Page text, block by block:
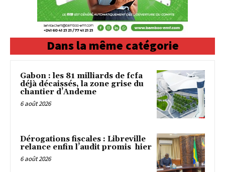
Dans la même catégorie
Gabon : les 81 milliards de fcfa
déjà décaissés, la zone grise du
chantier d’Andeme
6 août 2026
Dérogations fiscales : Libreville
relance enfin l’audit promis hier
6 août 2026